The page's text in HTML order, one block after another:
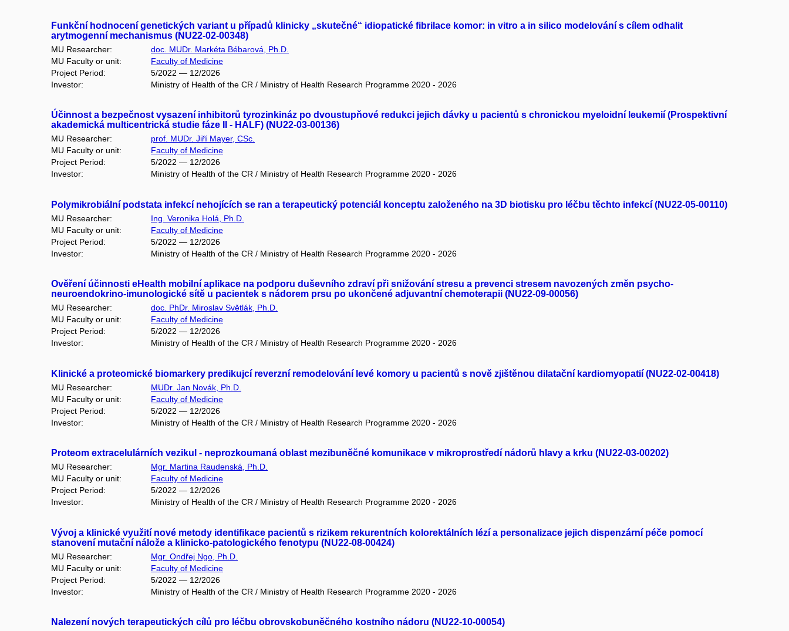
Funkční hodnocení genetických variant u případů klinicky „skutečné“ idiopatické fibrilace komor: in vitro a in silico modelování s cílem odhalit
arytmogenní mechanismus (NU22-02-00348)
MU Researcher:
doc. MUDr. Markéta Bébarová, Ph.D.
MU Faculty or unit:
Faculty of Medicine
Project Period:
5/2022 — 12/2026
Investor:
Ministry of Health of the CR / Ministry of Health Research Programme 2020 - 2026
Účinnost a bezpečnost vysazení inhibitorů tyrozinkináz po dvoustupňové redukci jejich dávky u pacientů s chronickou myeloidní leukemií (Prospektivní
akademická multicentrická studie fáze II - HALF) (NU22-03-00136)
MU Researcher:
prof. MUDr. Jiří Mayer, CSc.
MU Faculty or unit:
Faculty of Medicine
Project Period:
5/2022 — 12/2026
Investor:
Ministry of Health of the CR / Ministry of Health Research Programme 2020 - 2026
Polymikrobiální podstata infekcí nehojících se ran a terapeutický potenciál konceptu založeného na 3D biotisku pro léčbu těchto infekcí (NU22-05-00110)
MU Researcher:
Ing. Veronika Holá, Ph.D.
MU Faculty or unit:
Faculty of Medicine
Project Period:
5/2022 — 12/2026
Investor:
Ministry of Health of the CR / Ministry of Health Research Programme 2020 - 2026
Ověření účinnosti eHealth mobilní aplikace na podporu duševního zdraví při snižování stresu a prevenci stresem navozených změn psycho-
neuroendokrino-imunologické sítě u pacientek s nádorem prsu po ukončené adjuvantní chemoterapii (NU22-09-00056)
MU Researcher:
doc. PhDr. Miroslav Světlák, Ph.D.
MU Faculty or unit:
Faculty of Medicine
Project Period:
5/2022 — 12/2026
Investor:
Ministry of Health of the CR / Ministry of Health Research Programme 2020 - 2026
Klinické a proteomické biomarkery predikujcí reverzní remodelování levé komory u pacientů s nově zjištěnou dilatační kardiomyopatií (NU22-02-00418)
MU Researcher:
MUDr. Jan Novák, Ph.D.
MU Faculty or unit:
Faculty of Medicine
Project Period:
5/2022 — 12/2026
Investor:
Ministry of Health of the CR / Ministry of Health Research Programme 2020 - 2026
Proteom extracelulárních vezikul - neprozkoumaná oblast mezibuněčné komunikace v mikroprostředí nádorů hlavy a krku (NU22-03-00202)
MU Researcher:
Mgr. Martina Raudenská, Ph.D.
MU Faculty or unit:
Faculty of Medicine
Project Period:
5/2022 — 12/2026
Investor:
Ministry of Health of the CR / Ministry of Health Research Programme 2020 - 2026
Vývoj a klinické využití nové metody identifikace pacientů s rizikem rekurentních kolorektálních lézí a personalizace jejich dispenzární péče pomocí
stanovení mutační nálože a klinicko-patologického fenotypu (NU22-08-00424)
MU Researcher:
Mgr. Ondřej Ngo, Ph.D.
MU Faculty or unit:
Faculty of Medicine
Project Period:
5/2022 — 12/2026
Investor:
Ministry of Health of the CR / Ministry of Health Research Programme 2020 - 2026
Nalezení nových terapeutických cílů pro léčbu obrovskobuněčného kostního nádoru (NU22-10-00054)